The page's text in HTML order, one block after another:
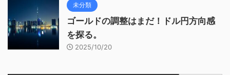
未分類
ゴールドの調整はまだ！ドル円方向感
を探る。
2025/10/20